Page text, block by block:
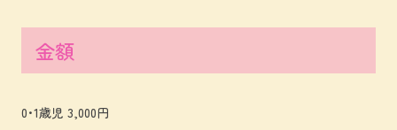
金額
0･1歳児 3,000円